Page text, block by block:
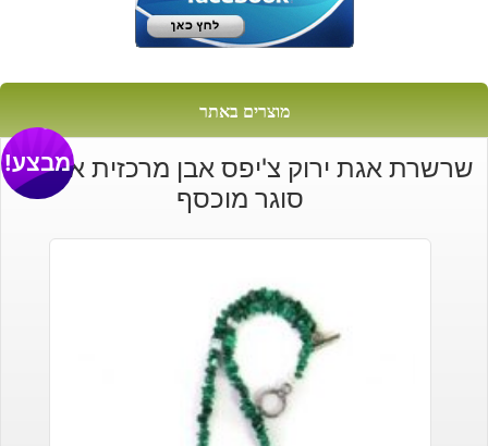
מוצרים באתר
שרשרת אגת ירוק צ'יפס אבן מרכזית אופלית
סוגר מוכסף
מבצע!